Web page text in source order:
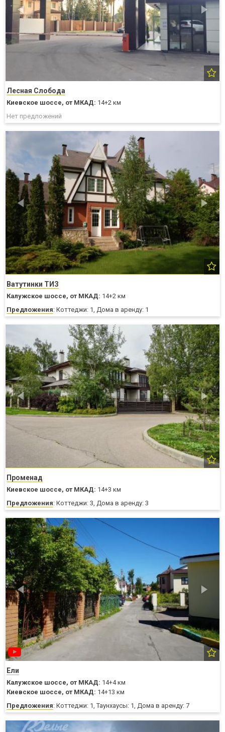
Лесная Слобода
Киевское шоссе, от МКАД: 14+2 км
Нет предложений
Ватутинки ТИЗ
Калужское шоссе, от МКАД: 14+2 км
Предложения: Коттеджи: 1, Дома в аренду: 1
Променад
Киевское шоссе, от МКАД: 14+3 км
Предложения: Коттеджи: 3, Дома в аренду: 3
Ели
Калужское шоссе, от МКАД: 14+4 км
Киевское шоссе, от МКАД: 14+13 км
Предложения: Коттеджи: 1, Таунхаусы: 1, Дома в аренду: 7